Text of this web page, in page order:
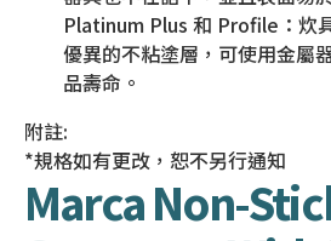
Platinum Plus 和 Profile：炊
優異的不粘塗層，可使用金屬
品壽命。
附註:
*規格如有更改，恕不另行通知
Marca Non-